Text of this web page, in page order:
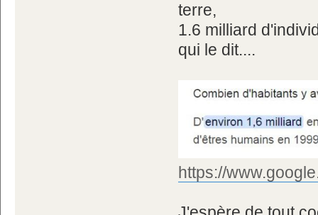
terre,
1.6 milliard
qui le dit....
https://